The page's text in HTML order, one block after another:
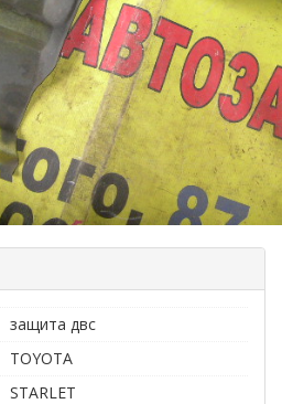
защита двс
TOYOTA
STARLET